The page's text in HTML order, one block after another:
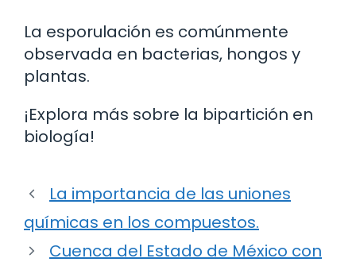
La esporulación es comúnmente
observada en bacterias, hongos y
plantas.
¡Explora más sobre la bipartición en
biología!
La importancia de las uniones
químicas en los compuestos.
Cuenca del Estado de México con